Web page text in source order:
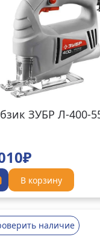
ЗУБР Л-400-
В корзину
наличие